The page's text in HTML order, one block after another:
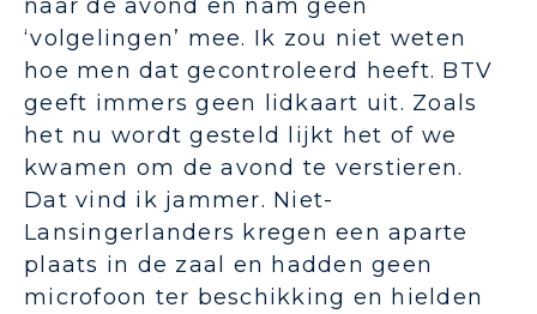
naar de avond en nam geen
‘volgelingen’ mee. Ik zou niet weten
hoe men dat gecontroleerd heeft. BTV
geeft immers geen lidkaart uit. Zoals
het nu wordt gesteld lijkt het of we
kwamen om de avond te verstieren.
Dat vind ik jammer. Niet-
Lansingerlanders kregen een aparte
plaats in de zaal en hadden geen
microfoon ter beschikking en hielden